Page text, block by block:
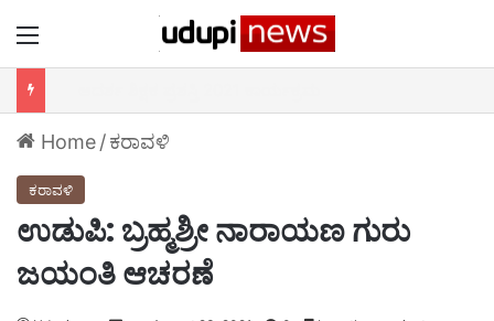
Home/ಕರಾವಳಿ
ಕರಾವಳಿ
ಉಡುಪಿ: ಬ್ರಹ್ಮಶ್ರೀ ನಾರಾಯಣ ಗುರು
ಜಯಂತಿ ಆಚರಣೆ